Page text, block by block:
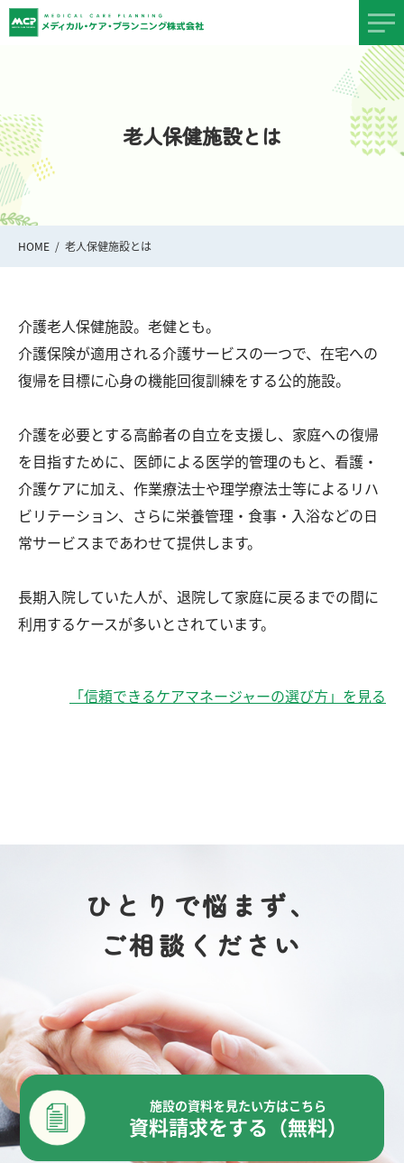
老人保健施設とは
HOME 老人保健施設とは
介護老人保健施設。老健とも。
介護保険が適用される介護サービスの一つで、在宅への
復帰を目標に心身の機能回復訓練をする公的施設。
介護を必要とする高齢者の自立を支援し、家庭への復帰
を目指すために、医師による医学的管理のもと、看護・
介護ケアに加え、作業療法士や理学療法士等によるリハ
ビリテーション、さらに栄養管理・食事・入浴などの日
常サービスまであわせて提供します。
長期入院していた人が、退院して家庭に戻るまでの間に
利用するケースが多いとされています。
「信頼できるケアマネージャーの選び方」を見る
ひとりで悩まず、
ご相談ください
施設の資料を見たい方はこちら
資料請求をする（無料）